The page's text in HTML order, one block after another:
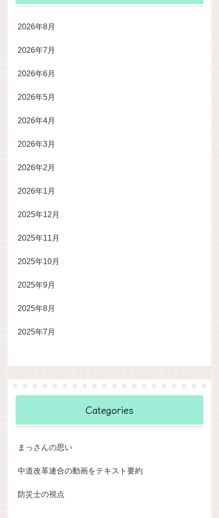
2026年8月
2026年7月
2026年6月
2026年5月
2026年4月
2026年3月
2026年2月
2026年1月
2025年12月
2025年11月
2025年10月
2025年9月
2025年8月
2025年7月
Categories
まっさんの思い
中道改革連合の動画をテキスト要約
防災士の視点